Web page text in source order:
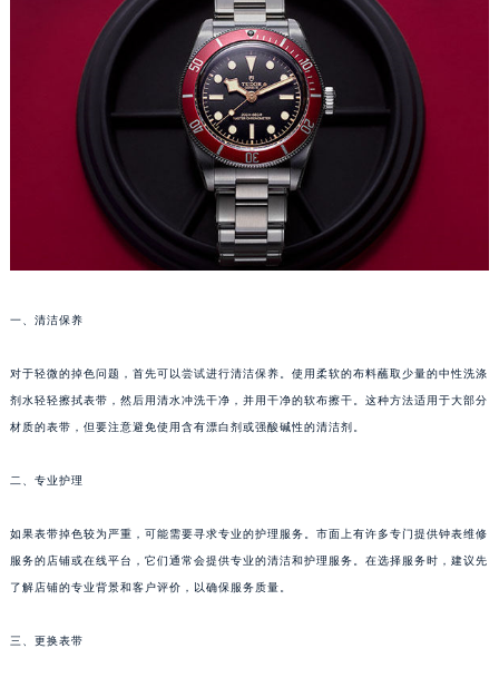
一、清洁保养
对于轻微的掉色问题，首先可以尝试进行清洁保养。使用柔软的布料蘸取少量的中性洗涤
剂水轻轻擦拭表带，然后用清水冲洗干净，并用干净的软布擦干。这种方法适用于大部分
材质的表带，但要注意避免使用含有漂白剂或强酸碱性的清洁剂。
二、专业护理
如果表带掉色较为严重，可能需要寻求专业的护理服务。市面上有许多专门提供钟表维修
服务的店铺或在线平台，它们通常会提供专业的清洁和护理服务。在选择服务时，建议先
了解店铺的专业背景和客户评价，以确保服务质量。
三、更换表带